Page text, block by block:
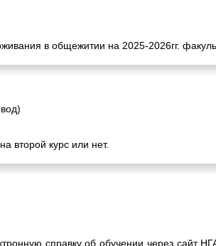
в общежитии на 2025-2026гг.
второй курс или нет.
справку об обучении через